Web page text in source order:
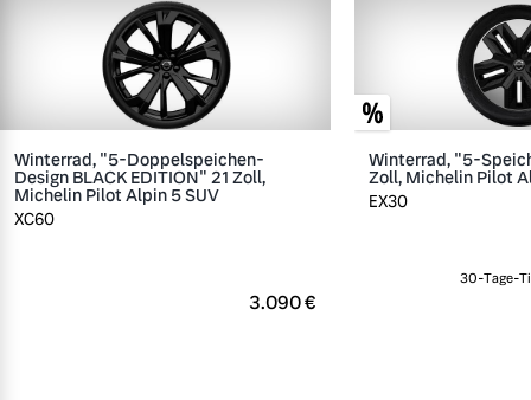
Winterrad, "5-Doppelspeichen-
Design BLACK EDITION" 21 Zoll,
Michelin Pilot Alpin 5 SUV
XC60
3.090 €
Winterrad, "5-
Zoll, Michelin Pilot
EX30
30-Tage-